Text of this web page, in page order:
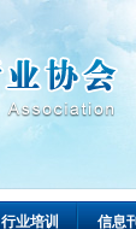
行业培训 信息